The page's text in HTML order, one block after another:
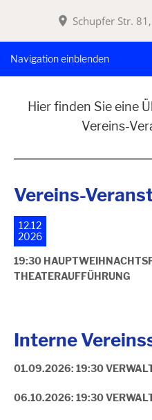
Schupfer Str.
Navigation einblenden
Hier finden Sie eine
Vereins-
Vereins-
12.12
2026
19:30
THEATERAUFFÜHRUNG
Interne
01.09.2026: 19:30
06.10.2026: 19:30